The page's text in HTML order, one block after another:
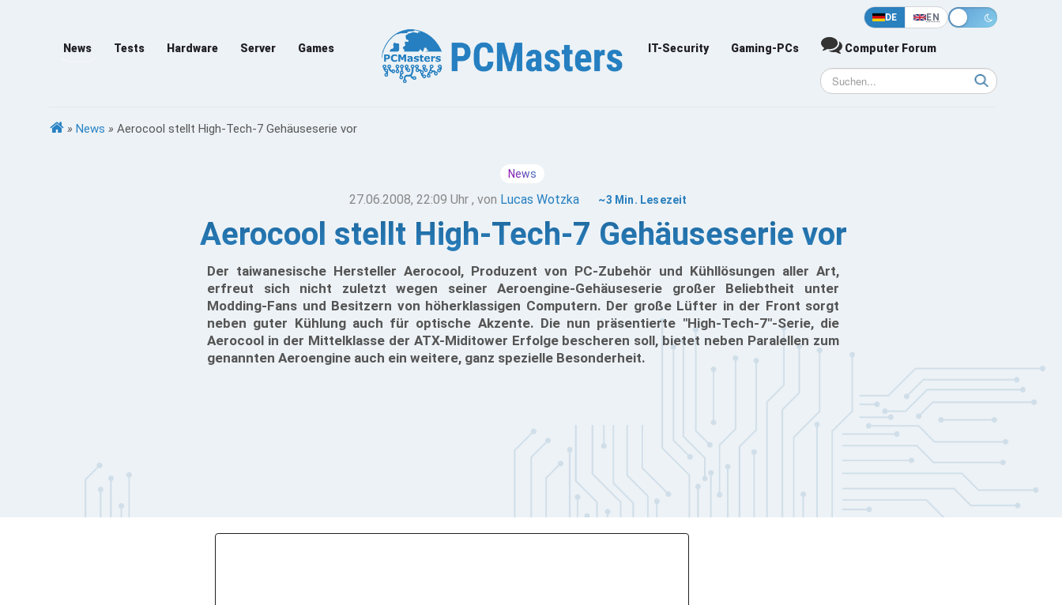
DE EN
News Tests Hardware Server Games IT-Security Gaming-PCs Computer Forum
» News » Aerocool stellt High-Tech-7 Gehäuseserie vor
News
27.06.2008, 22:09 Uhr , von Lucas Wotzka ~3 Min. Lesezeit
Aerocool stellt High-Tech-7 Gehäuseserie vor
Der taiwanesische Hersteller Aerocool, Produzent von PC-Zubehör und Kühllösungen aller Art,
erfreut sich nicht zuletzt wegen seiner Aeroengine-Gehäuseserie großer Beliebtheit unter
Modding-Fans und Besitzern von höherklassigen Computern. Der große Lüfter in der Front sorgt
neben guter Kühlung auch für optische Akzente. Die nun präsentierte "High-Tech-7"-Serie, die
Aerocool in der Mittelklasse der ATX-Miditower Erfolge bescheren soll, bietet neben Paralellen zum
genannten Aeroengine auch ein weitere, ganz spezielle Besonderheit.